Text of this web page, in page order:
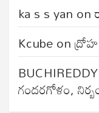
ka s s yan on
Kcubeon
గందరగోళం,